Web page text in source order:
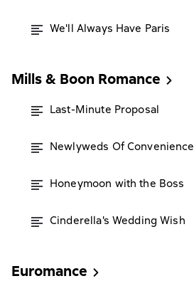
We'll Always Have Paris
Mills & Boon Romance
Last-Minute Proposal
Newlyweds Of Convenience
Honeymoon with the Boss
Cinderella's Wedding Wish
Euromance